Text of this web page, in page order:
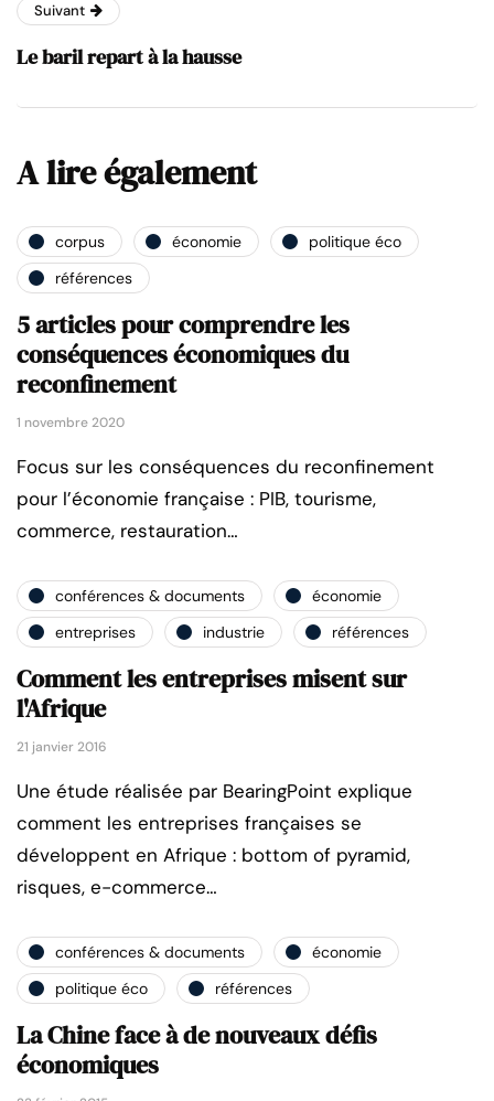
Suivant
Le baril repart à la hausse
A lire également
corpus économie
politique éco
références
5 articles pour comprendre les
conséquences économiques du
reconfinement
1 novembre 2020
Focus sur les conséquences du reconfinement
pour l’économie française : PIB, tourisme,
commerce, restauration…
conférences & documents
économie
entreprises
industrie références
Comment les entreprises misent sur
l'Afrique
21 janvier 2016
Une étude réalisée par BearingPoint explique
comment les entreprises françaises se
développent en Afrique : bottom of pyramid,
risques, e-commerce…
conférences & documents
économie
politique éco
références
La Chine face à de nouveaux défis
économiques